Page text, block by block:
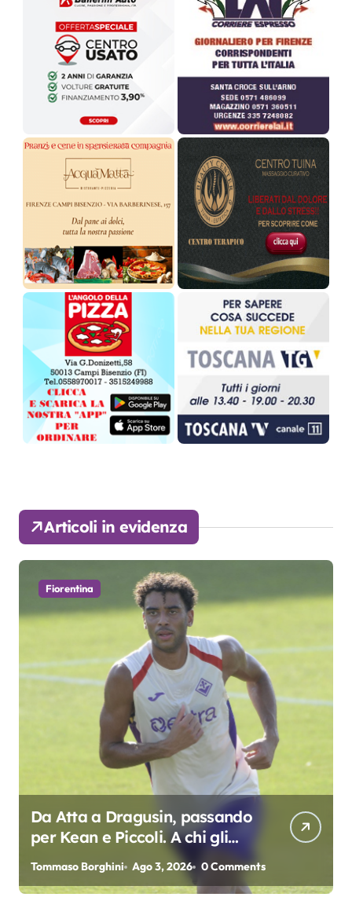
Articoli in evidenza
Fiorentina
Da Atta a Dragusin, passando
per Kean e Piccoli. A chi gli
oscar del precampionato?
Tommaso Borghini Ago 3, 2026 0 Comments